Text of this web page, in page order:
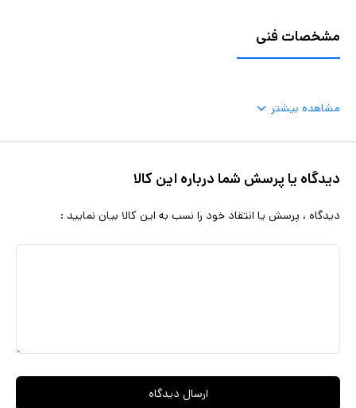
مشخصات فنی
مشاهده بیشتر
دیدگاه یا پرسش شما درباره این کالا
دیدگاه ، پرسش یا انتقاد خود را نسب به این کالا بیان نمایید :
ارسال دیدگاه